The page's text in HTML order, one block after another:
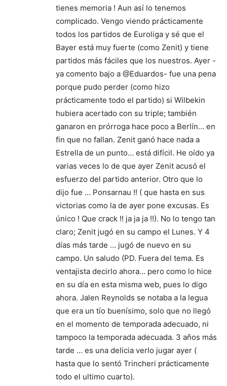
tienes memoria ! Aun así lo tenemos
complicado. Vengo viendo prácticamente
todos los partidos de Euroliga y sé que el
Bayer está muy fuerte (como Zenit) y tiene
partidos más fáciles que los nuestros. Ayer -
ya comento bajo a @Eduardos- fue una pena
porque pudo perder (como hizo
prácticamente todo el partido) si Wilbekin
hubiera acertado con su triple; también
ganaron en prórroga hace poco a Berlín… en
fin que no fallan. Zenit ganó hace nada a
Estrella de un punto… está difícil. He oído ya
varias veces lo de que ayer Zenit acusó el
esfuerzo del partido anterior. Otro que lo
dijo fue … Ponsarnau !! ( que hasta en sus
victorias como la de ayer pone excusas. Es
único ! Que crack !! ja ja ja !!). No lo tengo tan
claro; Zenit jugó en su campo el Lunes. Y 4
días más tarde … jugó de nuevo en su
campo. Un saludo (PD. Fuera del tema. Es
ventajista decirlo ahora… pero como lo hice
en su día en esta misma web, pues lo digo
ahora. Jalen Reynolds se notaba a la legua
que era un tío buenísimo, solo que no llegó
en el momento de temporada adecuado, ni
tampoco la temporada adecuada. 3 años más
tarde … es una delicia verlo jugar ayer (
hasta que lo sentó Trincheri prácticamente
todo el ultimo cuarto).